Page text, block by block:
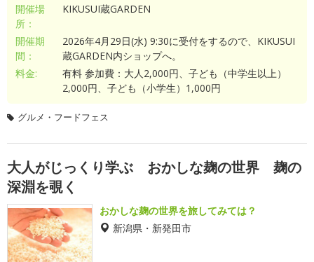
開催場
所：
KIKUSUI蔵GARDEN
開催期
間：
2026年4月29日(水) 9:30に受付をするので、KIKUSUI
蔵GARDEN内ショップへ。
料金:
有料 参加費：大人2,000円、子ども（中学生以上）
2,000円、子ども（小学生）1,000円
グルメ・フードフェス
大人がじっくり学ぶ おかしな麹の世界 麹の
深淵を覗く
おかしな麹の世界を旅してみては？
新潟県・新発田市